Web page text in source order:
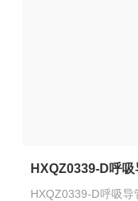
HXQZ0339-D呼
HXQZ0339-D呼吸